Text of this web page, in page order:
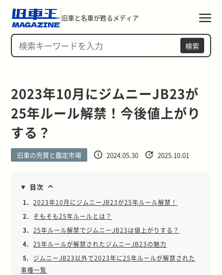
旧車と名車が甦るメディア
検索
2023年10月にジムニーJB23が
25年ルール解禁！今後値上がり
する？
旧車の売買と鑑定市場 2024.05.30 2025.10.01
目次
1.
2023年10月にジムニーJB23が25年ルール解禁！
2.
そもそも25年ルールとは？
3.
25年ルール解禁でジムニーJB23は値上がりする？
4.
25年ルールが解禁されたジムニーJB23の魅力
5.
ジムニーJB23以外で2023年に25年ルールが解禁された
車種一覧